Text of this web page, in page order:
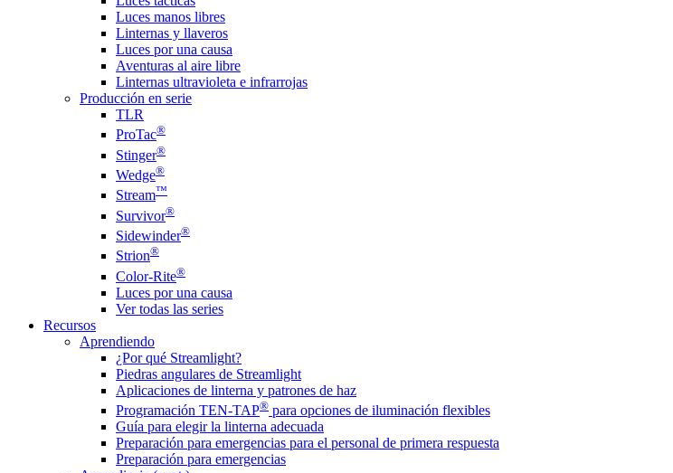
Luces manos libres
Linternas y llaveros
Luces por una causa
Aventuras al aire libre
Linternas ultravioleta e infrarrojas
Producción en serie
TLR
ProTac®
Stinger®
Wedge®
Stream™
Survivor®
Sidewinder®
Strion®
Color-Rite®
Luces por una causa
Ver todas las series
Recursos
Aprendiendo
¿Por qué Streamlight?
Piedras angulares de Streamlight
Aplicaciones de linterna y patrones de haz
Programación TEN-TAP® para opciones de iluminación flexibles
Guía para elegir la linterna adecuada
Preparación para emergencias para el personal de primera respuesta
Preparación para emergencias